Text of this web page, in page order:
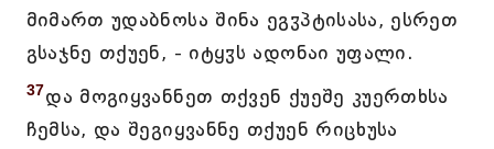
მიმართ უდაბნოსა შინა ეგჳპტისასა, ესრეთ
გსაჯნე თქუენ, - იტყჳს ადონაი უფალი.
37და მოგიყვანნეთ თქვენ ქუეშე კუერთხსა
ჩემსა, და შეგიყვანნე თქუენ რიცხუსა